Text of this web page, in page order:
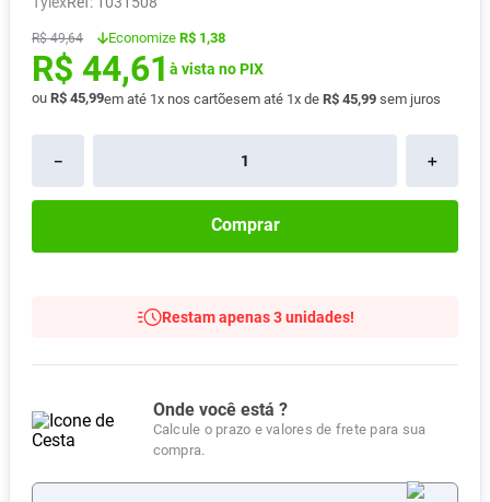
R$ 49,64 Economize R$ 1,38
R$ 44,61 à vista no PIX
ou R$ 45,99em até 1x nos cartõesem até 1x de R$ 45,99 sem juros
＋
－
Comprar
Restam apenas 3 unidades!
Onde você está ?
Calcule o prazo e valores de frete para sua
compra.
9 Vitamina D
10º Lavitan